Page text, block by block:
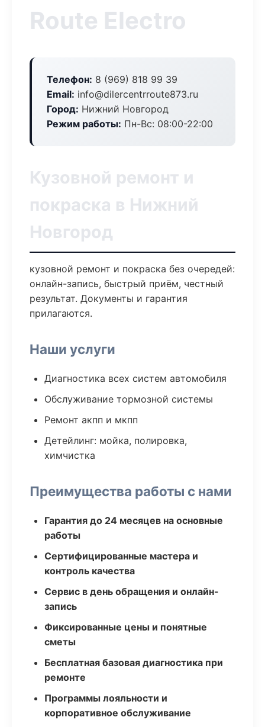
Route Electro
Телефон: 8 (969) 818 99 39
Email: info@dilercentrroute873.ru
Город: Нижний Новгород
Режим работы: Пн-Вс: 08:00-22:00
Кузовной ремонт и
покраска в Нижний
Новгород
кузовной ремонт и покраска без очередей:
онлайн-запись, быстрый приём, честный
результат. Документы и гарантия
прилагаются.
Наши услуги
Диагностика всех систем автомобиля
Обслуживание тормозной системы
Ремонт акпп и мкпп
Детейлинг: мойка, полировка,
химчистка
Преимущества работы с нами
Гарантия до 24 месяцев на основные
работы
Сертифицированные мастера и
контроль качества
Сервис в день обращения и онлайн-
запись
Фиксированные цены и понятные
сметы
Бесплатная базовая диагностика при
ремонте
Программы лояльности и
корпоративное обслуживание